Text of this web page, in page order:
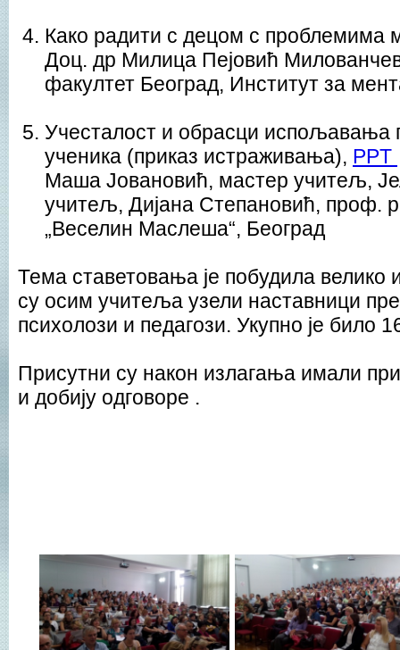
Како радити с децом с проблемима
Доц. др Mилицa Пejoвић
факултет Београд, Институт за
Учесталост и обрасци испољавања
ученика (приказ истраживања), PPT
Маша Јовановић, мастер учитељ,
учитељ, Дијана Степановић, проф.
„Веселин Маслеша“, Београд
Тема ставетовања је побудила
су осим учитеља узели наставници
психолози и педагози. Укупно је било
Присутни су након излагања имали
и добију одговоре .